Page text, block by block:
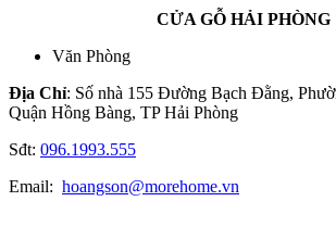
CỬA GỖ HẢI PHÒNG
Văn Phòng
Địa Chỉ: Số nhà 155 Đường Bạch Đằng,
Quận Hồng Bàng, TP Hải Phòng
Sđt: 096.1993.555
Email: hoangson@morehome.vn